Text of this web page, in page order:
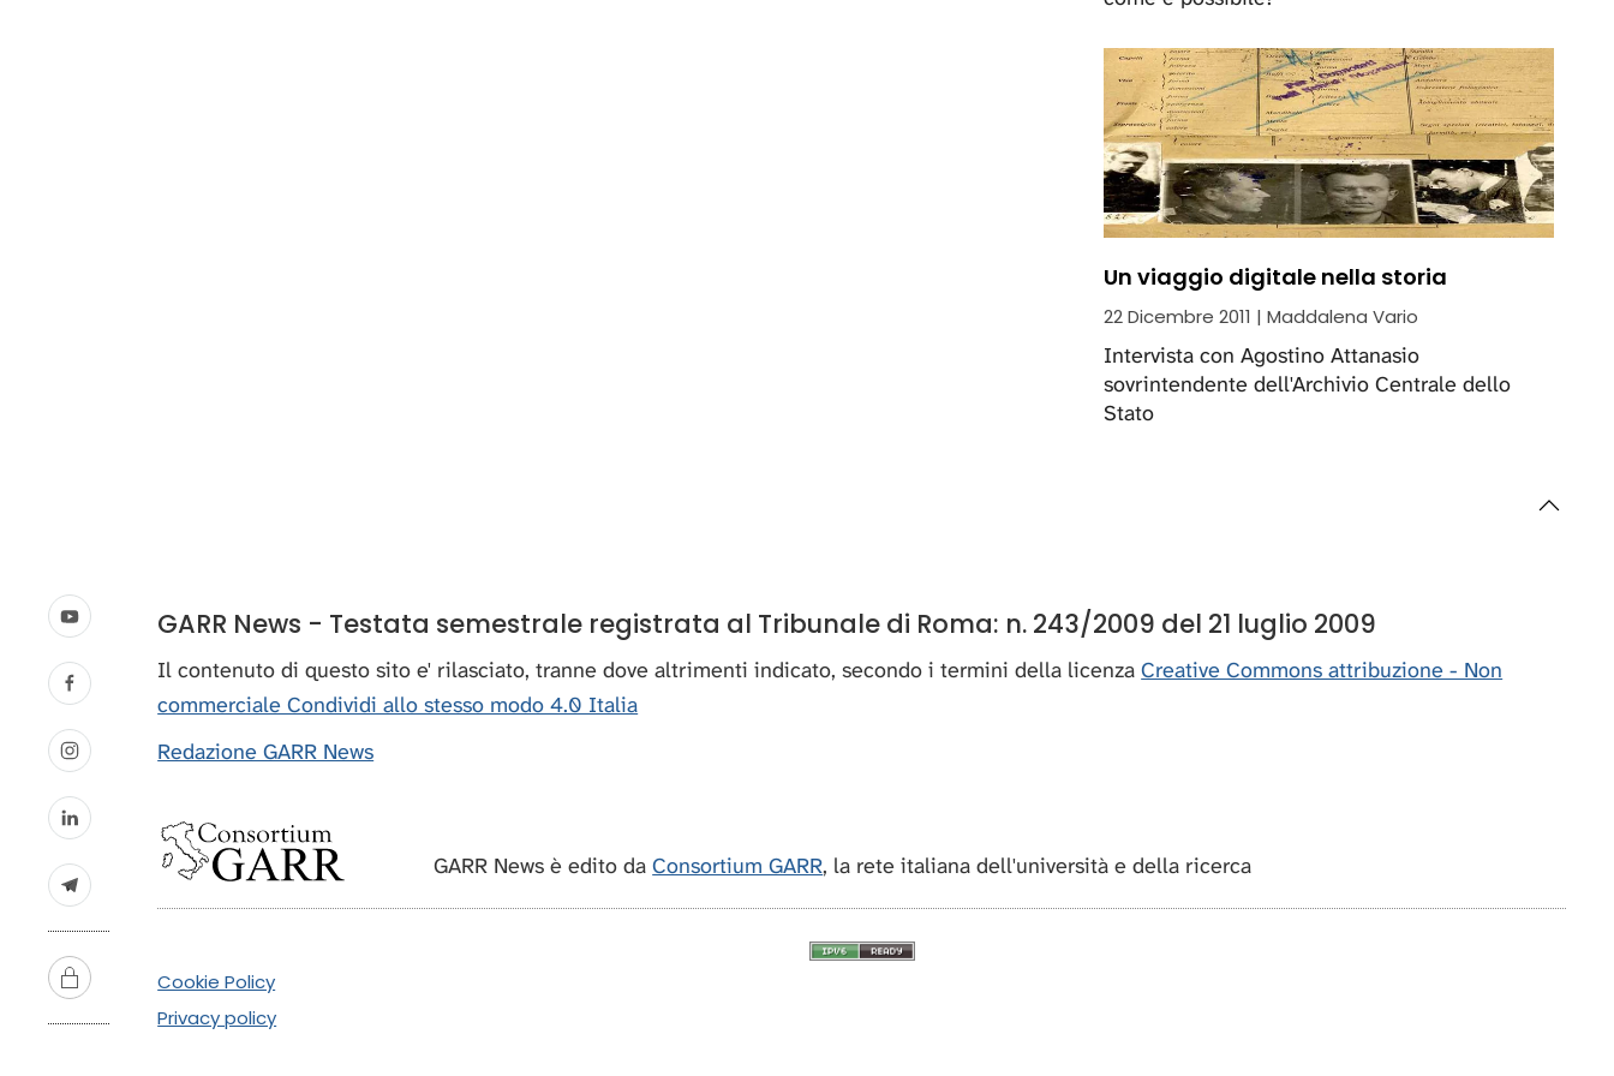
Un viaggio digitale nella storia
22 Dicembre 2011 | Maddalena Vario
Intervista con Agostino Attanasio
sovrintendente dell'Archivio Centrale dello
Stato
GARR News - Testata semestrale registrata al Tribunale di Roma: n. 243/2009 del 21 luglio 2009
Il contenuto di questo sito e' rilasciato, tranne dove altrimenti indicato, secondo i termini della licenzaCreative Commons attribuzione - Non
commerciale Condividi allo stesso modo 4.0 Italia
Redazione GARR News
GARR News è edito daConsortium GARR, la rete italiana dell'università e della ricerca
Cookie Policy
Privacy policy